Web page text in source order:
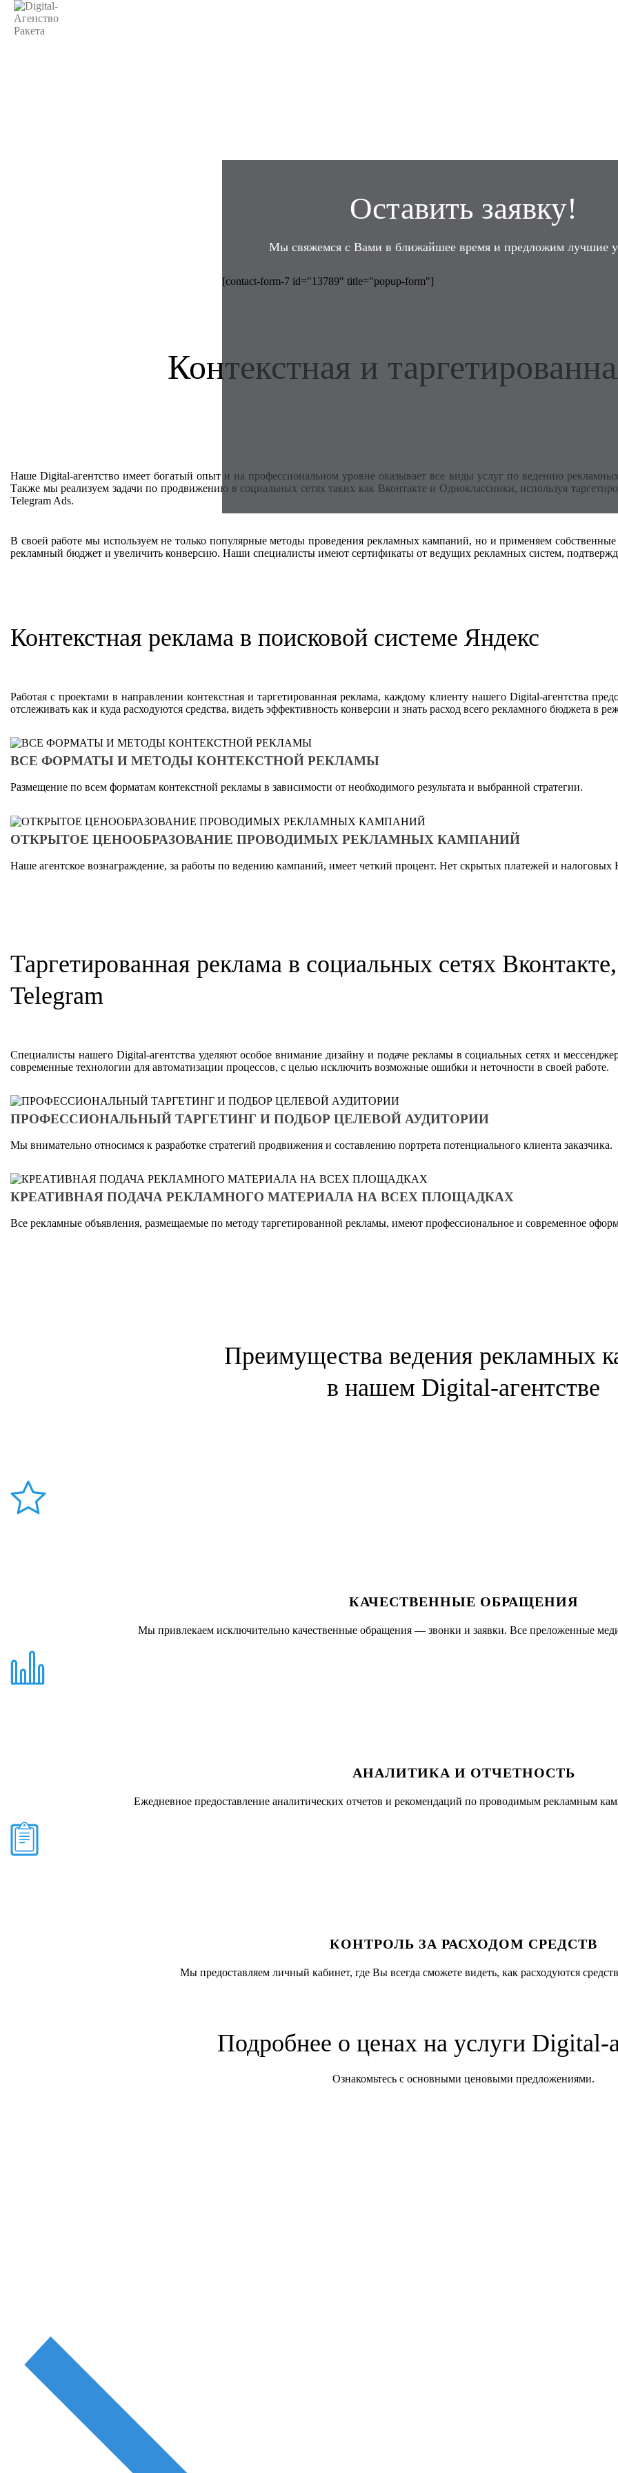
Контекстная и
Наше Digital-агентство имеет богатый опыт и на профессиональном уровне оказывает все виды услуг по ведению
Также мы реализуем задачи по продвижению в социальных сетях таких как Вконтакте и Одноклассники, используя
Telegram Ads.
В своей работе мы используем не только популярные методы проведения рекламных кампаний, но и применяем
рекламный бюджет и увеличить конверсию. Наши специалисты имеют сертификаты от ведущих рекламных систем,
Контекстная реклама в поисковой системе Яндекс
Работая с проектами в направлении контекстная и таргетированная реклама, каждому клиенту нашего Digital-агентства
отслеживать как и куда расходуются средства, видеть эффективность конверсии и знать расход всего рекламного бюджета в
ВСЕ ФОРМАТЫ И МЕТОДЫ КОНТЕКСТНОЙ РЕКЛАМЫ
Размещение по всем форматам контекстной рекламы в зависимости от необходимого результата и выбранной стратегии.
ОТКРЫТОЕ ЦЕНООБРАЗОВАНИЕ ПРОВОДИМЫХ РЕКЛАМНЫХ КАМПАНИЙ
Наше агентское вознаграждение, за работы по ведению кампаний, имеет четкий процент. Нет скрытых платежей и
Таргетированная реклама в социальных сетях
Telegram
Специалисты нашего Digital-агентства уделяют особое внимание дизайну и подаче рекламы в социальных сетях и
современные технологии для автоматизации процессов, с целью исключить возможные ошибки и неточности в своей работе.
ПРОФЕССИОНАЛЬНЫЙ ТАРГЕТИНГ И ПОДБОР ЦЕЛЕВОЙ АУДИТОРИИ
Мы внимательно относимся к разработке стратегий продвижения и составлению портрета потенциального клиента заказчика.
КРЕАТИВНАЯ ПОДАЧА РЕКЛАМНОГО МАТЕРИАЛА НА ВСЕХ ПЛОЩАДКАХ
Все рекламные объявления, размещаемые по методу таргетированной рекламы, имеют профессиональное и современное
Преимущества ведения рекламных
в нашем Digital-агентстве
КАЧЕСТВЕННЫЕ ОБРАЩЕНИЯ
Мы привлекаем исключительно качественные обращения — звонки и заявки. Все преложенные
АНАЛИТИКА И ОТЧЕТНОСТЬ
Ежедневное предоставление аналитических отчетов и рекомендаций по проводимым рекламным
КОНТРОЛЬ ЗА РАСХОДОМ СРЕДСТВ
Мы предоставляем личный кабинет, где Вы всегда сможете видеть, как расходуются
Подробнее о ценах на услуги Digital-
Ознакомьтесь с основными ценовыми предложениями.
Оставить заявку!
Мы свяжемся с Вами в ближайшее время и предложим лучшие
[contact-form-7 id="13789" title="popup-form"]